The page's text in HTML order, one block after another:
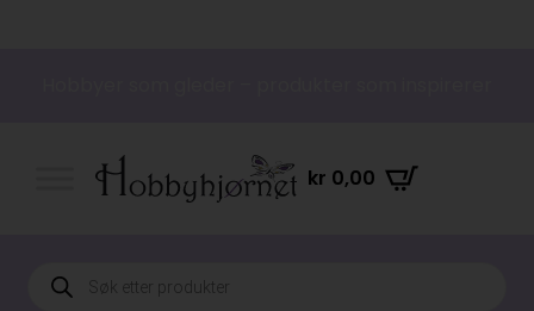
kr 0,00
Products
search